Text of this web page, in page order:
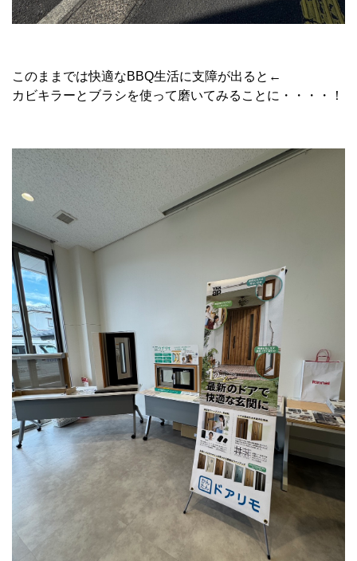
このままでは快適なBBQ生活に支障が出ると←
カビキラーとブラシを使って磨いてみることに・・・・！